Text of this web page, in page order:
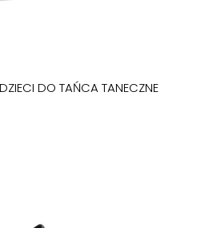
DO TAŃCA TANECZNE